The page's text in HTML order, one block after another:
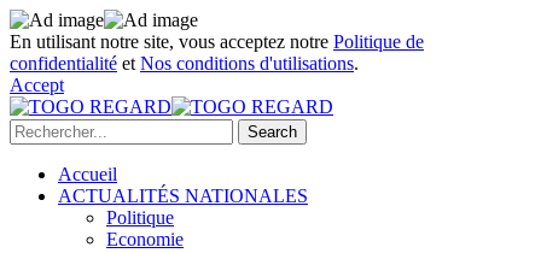
En utilisant notre site, vous acceptez notre Politique de
confidentialité et Nos conditions d'utilisations.
Accept
Accueil
ACTUALITÉS NATIONALES
Politique
Economie